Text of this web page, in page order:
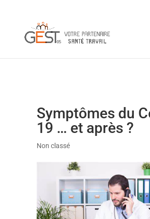
Symptômes du
19 … et après ?
Non classé